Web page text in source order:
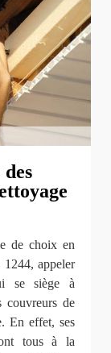
de choix en
1244, appeler
se siège à
couvreurs de
En effet, ses
tous à la